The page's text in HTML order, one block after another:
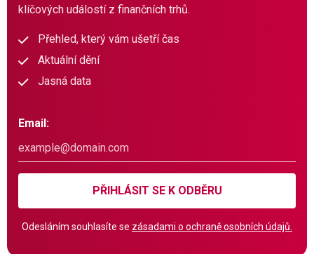
klíčových událostí z finančních trhů.
Přehled, který vám ušetří čas
Aktuální dění
Jasná data
Email:
PŘIHLÁSIT SE K ODBĚRU
Odesláním souhlasíte se zásadami o ochraně osobních údajů.